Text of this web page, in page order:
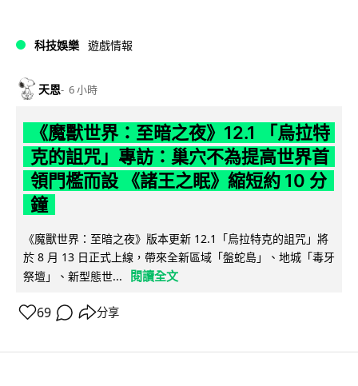
科技娛樂 遊戲情報
天恩 6 小時
《魔獸世界：至暗之夜》12.1 「烏拉特
克的詛咒」專訪：巢穴不為提高世界首
領門檻而設 《諸王之眠》縮短約 10 分
鐘
《魔獸世界：至暗之夜》版本更新 12.1「烏拉特克的詛咒」將
於 8 月 13 日正式上線，帶來全新區域「盤蛇島」、地城「毒牙
祭壇」、新型態世...
閱讀全文
69 分享